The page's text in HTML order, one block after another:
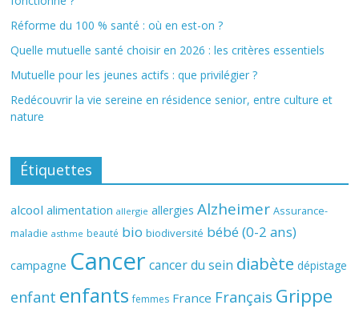
Réforme du 100 % santé : où en est-on ?
Quelle mutuelle santé choisir en 2026 : les critères essentiels
Mutuelle pour les jeunes actifs : que privilégier ?
Redécouvrir la vie sereine en résidence senior, entre culture et
nature
Étiquettes
alcool alimentation allergie allergies Alzheimer Assurance-
maladie asthme beauté bio biodiversité bébé (0-2 ans)
campagne Cancer cancer du sein diabète dépistage
enfant enfants femmes France Français Grippe